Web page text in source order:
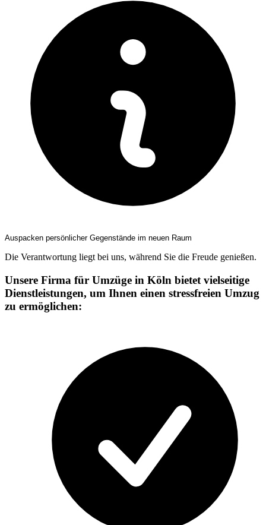
Auspacken persönlicher Gegenstände im neuen Raum
Die Verantwortung liegt bei uns, während Sie die Freude genießen.
Unsere Firma für Umzüge in Köln bietet vielseitige
Dienstleistungen, um Ihnen einen stressfreien Umzug
zu ermöglichen: